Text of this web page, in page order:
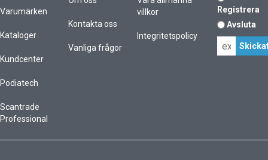
Varumärken
Kataloger
Kundcenter
Podiatech
Scantrade
Professional
Kontakta oss
Vanliga frågor
villkor
Integritetspolicy
Registrera
Avsluta